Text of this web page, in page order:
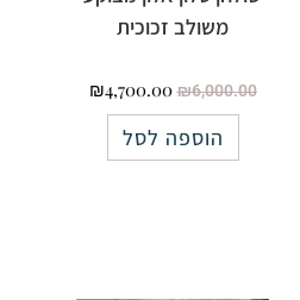
משולב זכוכית
₪6,000.00
₪4,700.00
הוספה לסל